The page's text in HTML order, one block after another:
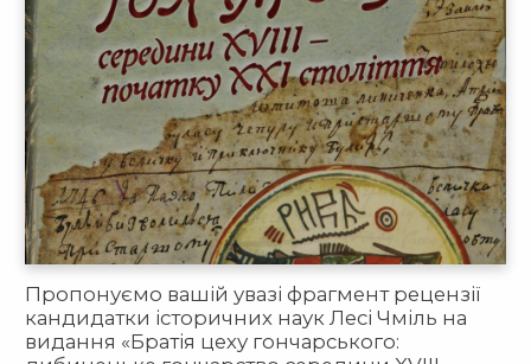
Пропонуємо вашій увазі фрагмент рецензії
кандидатки історичних наук Лесі Чміль на
видання «Братія цеху гончарського: